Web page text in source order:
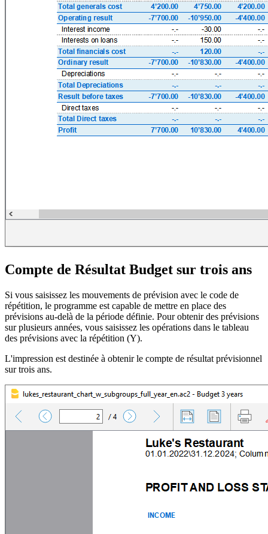
Compte de Résultat Budget sur trois ans
Si vous saisissez les mouvements de prévision avec le code de
répétition, le programme est capable de mettre en place des
prévisions au-delà de la période définie. Pour obtenir des prévisions
sur plusieurs années, vous saisissez les opérations dans le tableau
des prévisions avec la répétition (Y).
L'impression est destinée à obtenir le compte de résultat prévisionnel
sur trois ans.